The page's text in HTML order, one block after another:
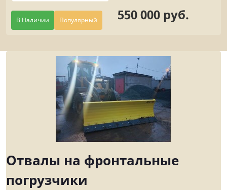
В Наличии Популярный 550 000 руб.
Отвалы на фронтальные
погрузчики